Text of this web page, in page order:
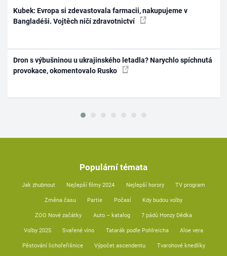
Kubek: Evropa si zdevastovala farmacii, nakupujeme v
Bangladéši. Vojtěch ničí zdravotnictví
Dron s výbušninou u ukrajinského letadla? Narychlo spíchnutá
provokace, okomentovalo Rusko
Populární témata
Jak zhubnout Nejlepší filmy 2024 Nejlepší horory TV program
Změna času Partie Počasí Kdy budou volby
ZOO Nové začátky Auto – katalog 7 pádů Honzy Dědka
Volby 2025 Svařené víno Tatarák podle Pohlreicha Aloe vera
Pěstování lichořeřišnice Výpočet ascendentu Tvarohové knedlíky